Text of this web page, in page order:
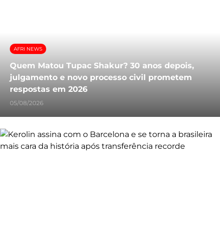
AFRI NEWS
Quem Matou Tupac Shakur? 30 anos depois,
julgamento e novo processo civil prometem
respostas em 2026
05/08/2026